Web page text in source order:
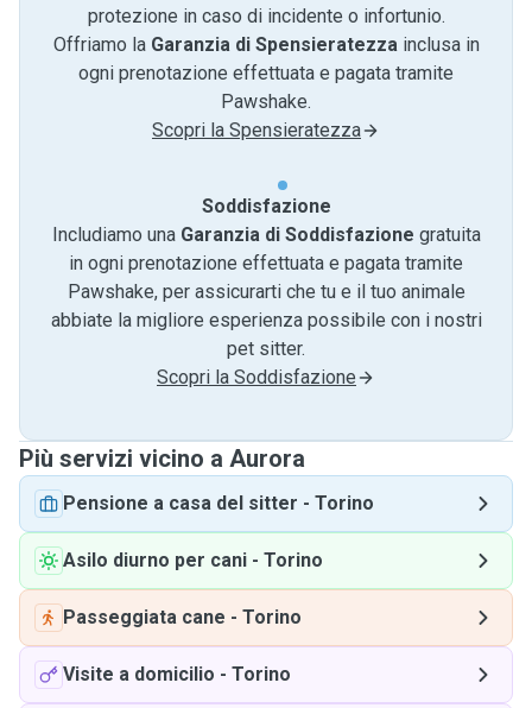
protezione in caso di incidente o infortunio.
Offriamo la Garanzia di Spensieratezzainclusa in
ogni prenotazione effettuata e pagata tramite
Pawshake.
Scopri la Spensieratezza
Soddisfazione
Includiamo una Garanzia di Soddisfazione gratuita
in ogni prenotazione effettuata e pagata tramite
Pawshake, per assicurarti che tu e il tuo animale
abbiate la migliore esperienza possibile con i nostri
pet sitter.
Scopri la Soddisfazione
Più servizi vicino a Aurora
Pensione a casa del sitter - Torino
Asilo diurno per cani - Torino
Passeggiata cane - Torino
Visite a domicilio - Torino